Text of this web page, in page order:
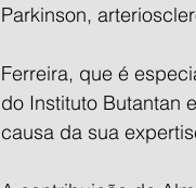
Parkinson,
Ferreira, que é
do Instituto Butantan
causa da sua